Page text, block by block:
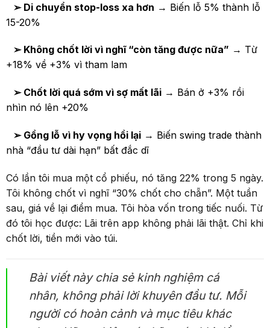
➢ Di chuyển stop-loss xa hơn → Biến lỗ 5% thành lỗ
15-20%
➢ Không chốt lời vì nghĩ “còn tăng được nữa” → Từ
+18% về +3% vì tham lam
➢ Chốt lời quá sớm vì sợ mất lãi→ Bán ở +3% rồi
nhìn nó lên +20%
➢ Gồng lỗ vì hy vọng hồi lại→ Biến swing trade thành
nhà “đầu tư dài hạn” bất đắc dĩ
Có lần tôi mua một cổ phiếu, nó tăng 22% trong 5 ngày.
Tôi không chốt vì nghĩ “30% chốt cho chẵn”. Một tuần
sau, giá về lại điểm mua. Tôi hòa vốn trong tiếc nuối. Từ
đó tôi học được: Lãi trên app không phải lãi thật. Chỉ khi
chốt lời, tiền mới vào túi.
Bài viết này chia sẻ kinh nghiệm cá
nhân, không phải lời khuyên đầu tư. Mỗi
người có hoàn cảnh và mục tiêu khác